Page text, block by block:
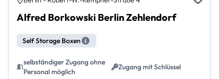
Alfred Borkowski Berlin Zehlendorf
Self Storage Boxen
selbständiger Zugang ohne
Personal möglich
Zugang mit Schlüssel